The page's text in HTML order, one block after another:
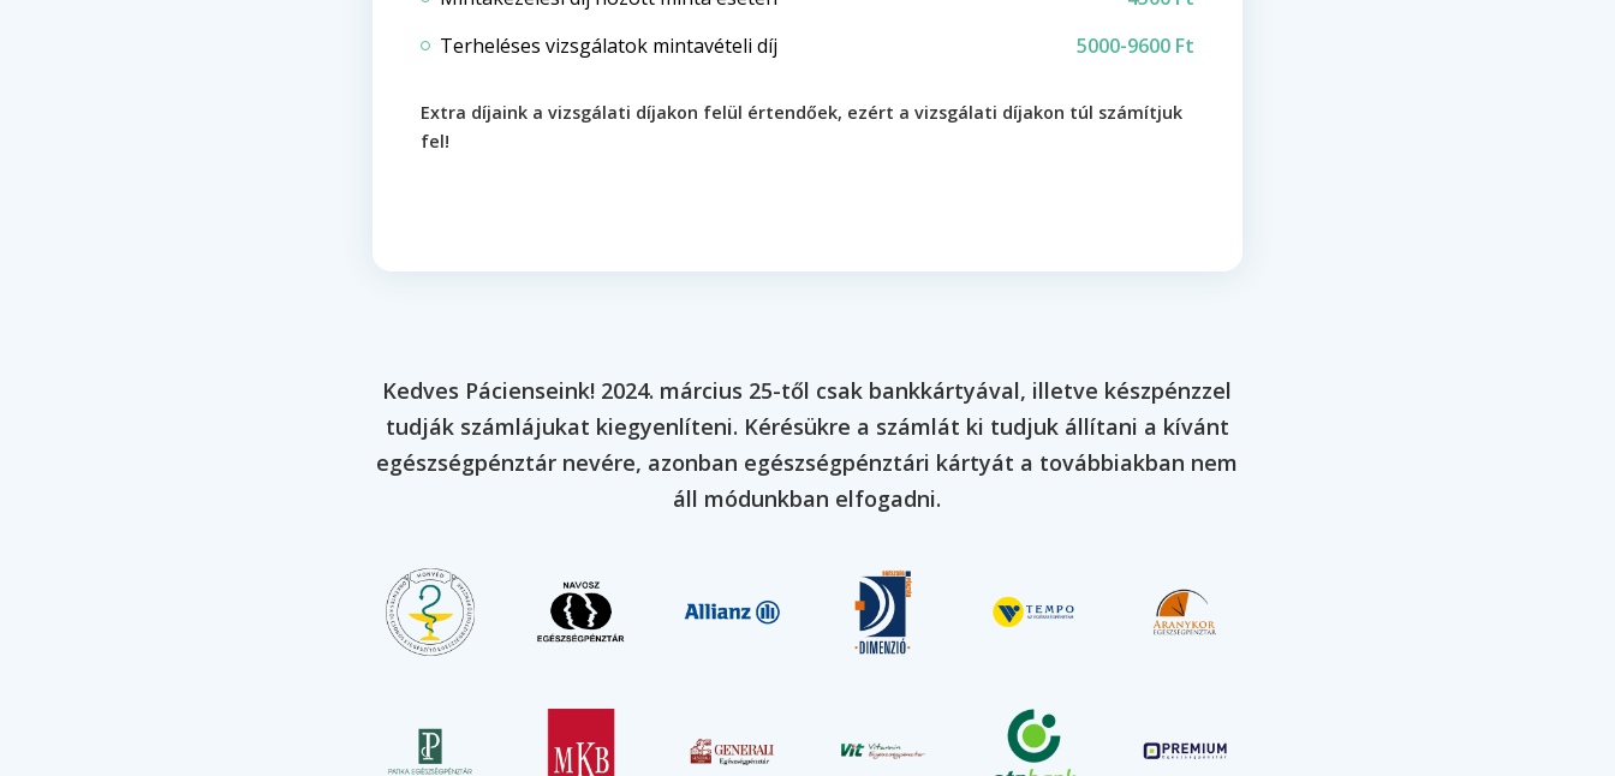
Terheléses vizsgálatok mintavételi díj
5000-9600 Ft
Extra díjaink a vizsgálati díjakon felül értendőek, ezért a vizsgálati díjakon túl számítjuk
fel!
Kedves Pácienseink! 2024. március 25-től csak bankkártyával, illetve készpénzzel
tudják számlájukat kiegyenlíteni. Kérésükre a számlát ki tudjuk állítani a kívánt
egészségpénztár nevére, azonban egészségpénztári kártyát a továbbiakban nem
áll módunkban elfogadni.